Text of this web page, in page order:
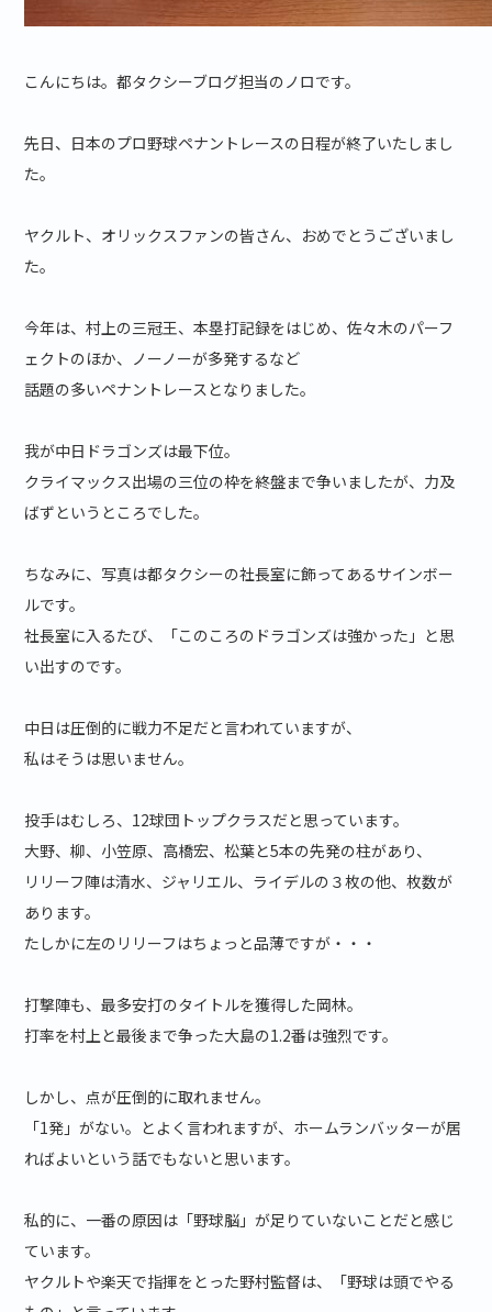
こんにちは。都タクシーブログ担当のノロです。
先日、日本のプロ野球ペナントレースの日程が終了いたしまし
た。
ヤクルト、オリックスファンの皆さん、おめでとうございまし
た。
今年は、村上の三冠王、本塁打記録をはじめ、佐々木のパーフ
ェクトのほか、ノーノーが多発するなど
話題の多いペナントレースとなりました。
我が中日ドラゴンズは最下位。
クライマックス出場の三位の枠を終盤まで争いましたが、力及
ばずというところでした。
ちなみに、写真は都タクシーの社長室に飾ってあるサインボー
ルです。
社長室に入るたび、「このころのドラゴンズは強かった」と思
い出すのです。
中日は圧倒的に戦力不足だと言われていますが、
私はそうは思いません。
投手はむしろ、12球団トップクラスだと思っています。
大野、柳、小笠原、高橋宏、松葉と5本の先発の柱があり、
リリーフ陣は清水、ジャリエル、ライデルの３枚の他、枚数が
あります。
たしかに左のリリーフはちょっと品薄ですが・・・
打撃陣も、最多安打のタイトルを獲得した岡林。
打率を村上と最後まで争った大島の1.2番は強烈です。
しかし、点が圧倒的に取れません。
「1発」がない。とよく言われますが、ホームランバッターが居
ればよいという話でもないと思います。
私的に、一番の原因は「野球脳」が足りていないことだと感じ
ています。
ヤクルトや楽天で指揮をとった野村監督は、「野球は頭でやる